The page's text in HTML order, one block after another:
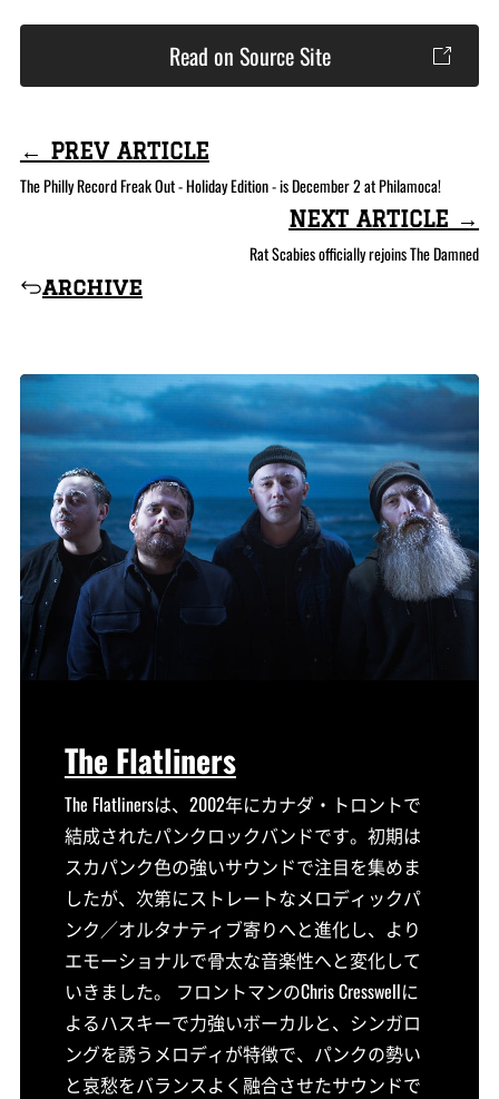
Read on Source Site
← PREV ARTICLE
The Philly Record Freak Out - Holiday Edition - is December 2 at Philamoca!
archive
NEXT ARTICLE →
Rat Scabies officially rejoins The Damned
The Flatliners
The Flatlinersは、2002年にカナダ・トロントで
結成されたパンクロックバンドです。初期は
スカパンク色の強いサウンドで注目を集めま
したが、次第にストレートなメロディックパ
ンク／オルタナティブ寄りへと進化し、より
エモーショナルで骨太な音楽性へと変化して
いきました。 フロントマンのChris Cresswellに
よるハスキーで力強いボーカルと、シンガロ
ングを誘うメロディが特徴で、パンクの勢い
と哀愁をバランスよく融合させたサウンドで